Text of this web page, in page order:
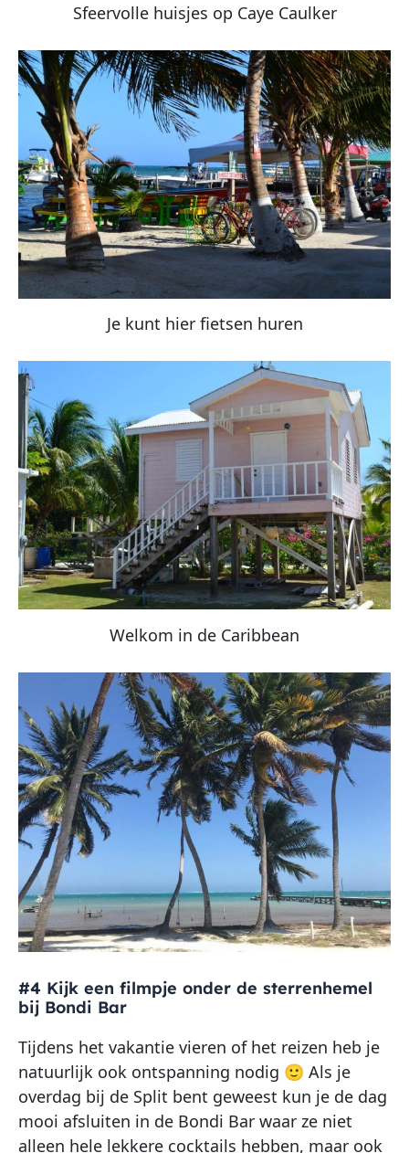
Sfeervolle huisjes op Caye Caulker
Je kunt hier fietsen huren
Welkom in de Caribbean
#4 Kijk een filmpje onder de sterrenhemel
bij Bondi Bar
Tijdens het vakantie vieren of het reizen heb je
natuurlijk ook ontspanning nodig 🙂 Als je
overdag bij de Split bent geweest kun je de dag
mooi afsluiten in de Bondi Bar waar ze niet
alleen hele lekkere cocktails hebben, maar ook